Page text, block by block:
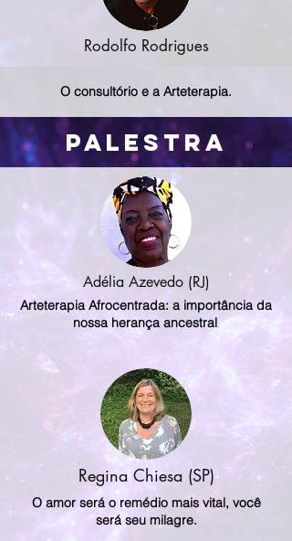
Rodolfo Rodrigues
O consultório e a Arteterapia.
Palestra
Adélia Azevedo (RJ)
Arteterapia Afrocentrada: a importância da
nossa herança ancestral.
Regina Chiesa (SP)
O amor será o remédio mais vital, você
será seu milagre.